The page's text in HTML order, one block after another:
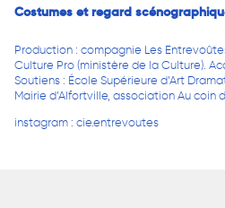
Costumes et regard
Production : compagnie Les
Culture Pro (ministère de la Culture).
Soutiens : École Supérieure d’Art
Mairie d’Alfortville, association Au coin
instagram : cie.entrevoutes